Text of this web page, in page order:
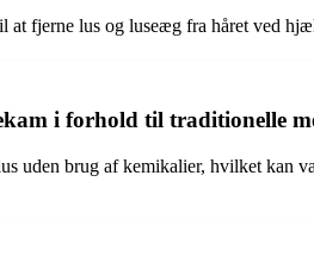
at fjerne lus og luseæg fra håret ved
i forhold til traditionelle
uden brug af kemikalier, hvilket kan